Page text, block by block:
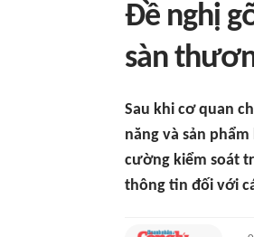
Đề nghị
sàn
Sau khi cơ quan
năng và sản
cường kiểm soát
thông tin đối với